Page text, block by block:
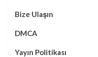
Bize Ulaşın
DMCA
Yayın Politikası